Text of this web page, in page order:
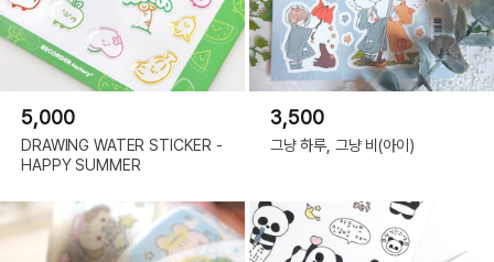
5,000
DRAWING WATER STICKER -
HAPPY SUMMER
3,500
그냥 하루, 그냥 비(아이)